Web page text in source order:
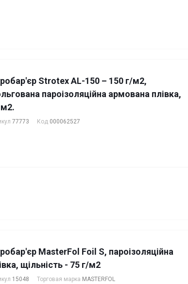
Strotex AL-150 – 150 г/м2,
пароізоляційна армована плівка,
77773 Код 000062527
MasterFol Foil S, пароізоляційна
щільність - 75 г/м2
15048 Торговая марка MASTERFOL